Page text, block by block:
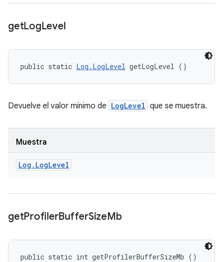
getLogLevel
public static Log.LogLevel getLogLevel ()
Devuelve el valor mínimo de LogLevel que se muestra.
Muestra
Log . LogLevel
getProfilerBufferSizeMb
public static int getProfilerBufferSizeMb ()